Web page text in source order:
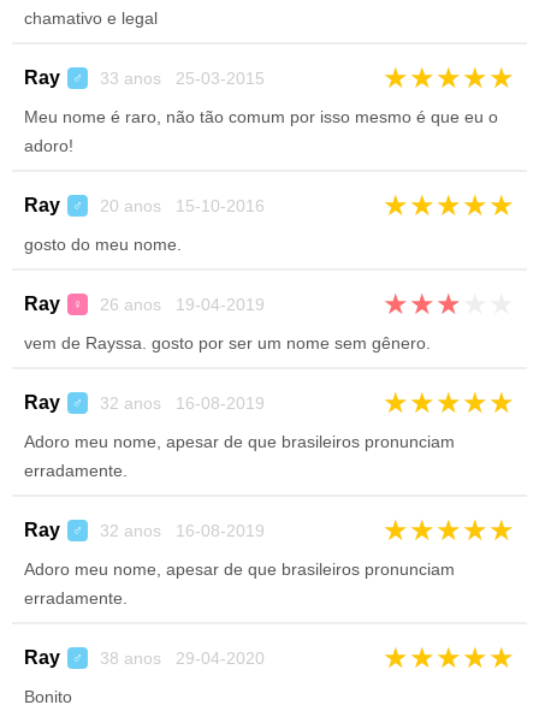
chamativo e legal
Ray ♂ 33 anos 25-03-2015 ★★★★★
Meu nome é raro, não tão comum por isso mesmo é que eu o
adoro!
Ray ♂ 20 anos 15-10-2016 ★★★★★
gosto do meu nome.
Ray ♀ 26 anos 19-04-2019 ★★★
vem de Rayssa. gosto por ser um nome sem gênero.
Ray ♂ 32 anos 16-08-2019 ★★★★★
Adoro meu nome, apesar de que brasileiros pronunciam
erradamente.
Ray ♂ 32 anos 16-08-2019 ★★★★★
Adoro meu nome, apesar de que brasileiros pronunciam
erradamente.
Ray ♂ 38 anos 29-04-2020 ★★★★★
Bonito